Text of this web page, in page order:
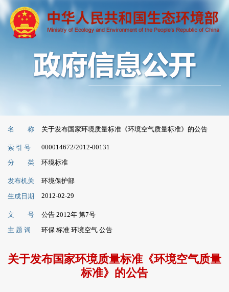
名 称 关于发布国家环境质量标准《环境空气质量标准》的公告
索 引 号 000014672/2012-00131
分 类 环境标准
发布机关
环境保护部
生成日期
2012-02-29
文 号
公告 2012年 第7号
主 题 词
环保 标准 环境空气 公告
关于发布国家环境质量标准《环境空气质量
标准》的公告